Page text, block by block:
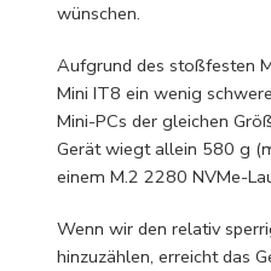
wünschen.
Aufgrund des stoßfesten
Mini IT8 ein wenig
Mini-PCs der gleichen
Gerät wiegt allein 580 g
einem M.2 2280 NVMe-
Wenn wir den relativ
hinzuzählen, erreicht das